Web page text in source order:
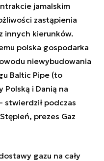
jamalskim
zastąpienia
innych kierunków.
polska gospodarka
niewybudowania
Baltic Pipe (to
i Danią na
stwierdził podczas
prezes Gaz
gazu na cały